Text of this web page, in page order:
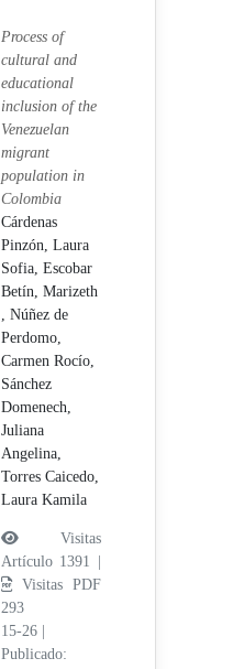
Process of
cultural and
educational
inclusion of the
Venezuelan
migrant
population in
Colombia
Cárdenas
Pinzón, Laura
Sofia, Escobar
Betín, Marizeth
, Núñez de
Perdomo,
Carmen Rocío,
Sánchez
Domenech,
Juliana
Angelina,
Torres Caicedo,
Laura Kamila
Visitas
Artículo 1391 |
Visitas PDF
293
15-26
Publicado: